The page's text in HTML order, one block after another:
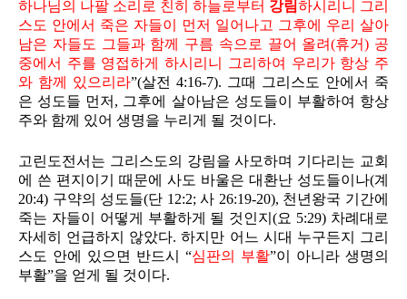
하나님의 나팔 소리로 친히 하늘로부터 강림하시리니 그리
스도 안에서 죽은 자들이 먼저 일어나고 그후에 우리 살아
남은 자들도 그들과 함께 구름 속으로 끌어 올려(휴거) 공
중에서 주를 영접하게 하시리니 그리하여 우리가 항상 주
와 함께 있으리라”(살전 4:16-7). 그때 그리스도 안에서 죽
은 성도들 먼저, 그후에 살아남은 성도들이 부활하여 항상
주와 함께 있어 생명을 누리게 될 것이다.
고린도전서는 그리스도의 강림을 사모하며 기다리는 교회
에 쓴 편지이기 때문에 사도 바울은 대환난 성도들이나(계
20:4) 구약의 성도들(단 12:2; 사 26:19-20), 천년왕국 기간에
죽는 자들이 어떻게 부활하게 될 것인지(요 5:29) 차례대로
자세히 언급하지 않았다. 하지만 어느 시대 누구든지 그리
스도 안에 있으면 반드시 “심판의 부활”이 아니라 생명의
부활”을 얻게 될 것이다.